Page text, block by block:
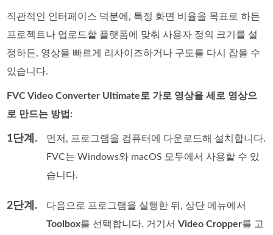
직관적인 인터페이스 덕분에, 특정 화면 비율을 목표로 하든
프로젝트나 업로드할 플랫폼에 맞춰 사용자 정의 크기를 설
정하든, 영상을 빠르게 리사이즈하거나 구도를 다시 잡을 수
있습니다.
FVC Video Converter Ultimate로 가로 영상을 세로 영상으
로 만드는 방법:
1단계.
먼저, 프로그램을 컴퓨터에 다운로드해 설치합니다.
FVC는 Windows와 macOS 모두에서 사용할 수 있
습니다.
2단계.
다음으로 프로그램을 실행한 뒤, 상단 메뉴에서
Toolbox를 선택합니다. 거기서Video Cropper를 고